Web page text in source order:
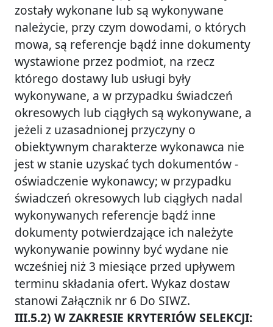
zostały wykonane lub są wykonywane
należycie, przy czym dowodami, o których
mowa, są referencje bądź inne dokumenty
wystawione przez podmiot, na rzecz
którego dostawy lub usługi były
wykonywane, a w przypadku świadczeń
okresowych lub ciągłych są wykonywane, a
jeżeli z uzasadnionej przyczyny o
obiektywnym charakterze wykonawca nie
jest w stanie uzyskać tych dokumentów -
oświadczenie wykonawcy; w przypadku
świadczeń okresowych lub ciągłych nadal
wykonywanych referencje bądź inne
dokumenty potwierdzające ich należyte
wykonywanie powinny być wydane nie
wcześniej niż 3 miesiące przed upływem
terminu składania ofert. Wykaz dostaw
stanowi Załącznik nr 6 Do SIWZ.
III.5.2) W ZAKRESIE KRYTERIÓW SELEKCJI: